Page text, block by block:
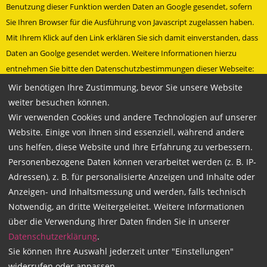
Benutzung dieser Funktion werden Daten an Google gesendet, sofern
Sie Ihren Browser für die Ausführung von Javascript zugelassen haben.
Mit Ihrem Klick auf den Link erklären Sie sich damit einverstanden, dass
Daten an Goolge gesendet werden. Weitere Informationen hierzu
entnehmen Sie bitte den Datenschutzbestimmungen dieser Webseite:
Datenschutzbestimmungen
Copyright 2026
WACHSMANN Fahrschulgruppe
Wir benötigen Ihre Zustimmung, bevor Sie unsere Website
weiter besuchen können.
Wir verwenden Cookies und andere Technologien auf unserer
Website. Einige von ihnen sind essenziell, während andere
uns helfen, diese Website und Ihre Erfahrung zu verbessern.
Personenbezogene Daten können verarbeitet werden (z. B. IP-
Adressen), z. B. für personalisierte Anzeigen und Inhalte oder
Anzeigen- und Inhaltsmessung und werden, falls technisch
Notwendig, an dritte Weitergeleitet. Weitere Informationen
über die Verwendung Ihrer Daten finden Sie in unserer
Datenschutzerklärung.
Sie können Ihre Auswahl jederzeit unter "Einstellungen"